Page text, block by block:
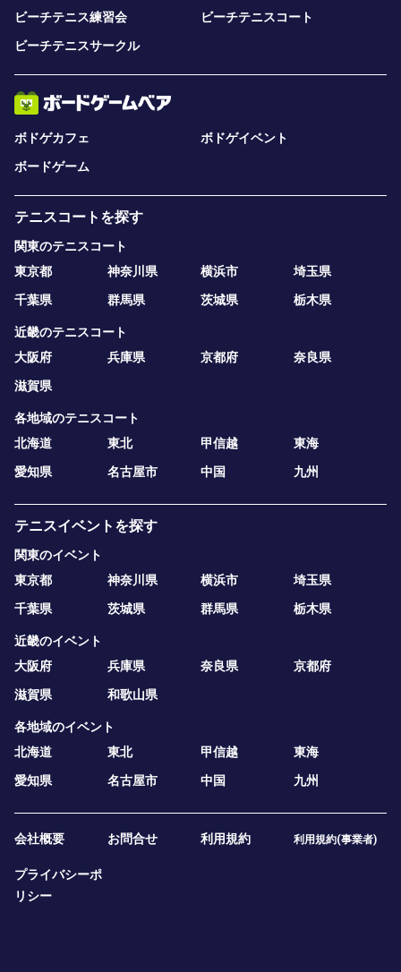
ビーチテニス練習会
ビーチテニスコート
ビーチテニスサークル
ボドゲカフェ
ボドゲイベント
ボードゲーム
テニスコートを探す
関東のテニスコート
東京都
神奈川県 横浜市
埼玉県
千葉県
群馬県 茨城県 栃木県
近畿のテニスコート
大阪府
兵庫県 京都府
奈良県
滋賀県
各地域のテニスコート
北海道
東北 甲信越
東海
愛知県
名古屋市 中国 九州
テニスイベントを探す
関東のイベント
東京都
神奈川県 横浜市
埼玉県
千葉県
茨城県 群馬県 栃木県
近畿のイベント
大阪府
兵庫県 奈良県
京都府
滋賀県
和歌山県
各地域のイベント
北海道
東北 甲信越
東海
愛知県
名古屋市 中国 九州
会社概要 お問合せ 利用規約 利用規約(事業者)
プライバシーポ
リシー